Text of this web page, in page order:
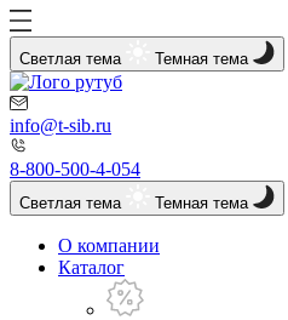
Светлая тема Темная тема
info@t-sib.ru
8-800-500-4-054
Светлая тема Темная тема
О компании
Каталог